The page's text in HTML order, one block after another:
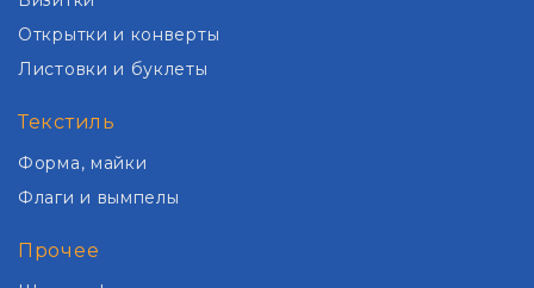
Открытки и конверты
Листовки и буклеты
Текстиль
Форма, майки
Флаги и вымпелы
Прочее